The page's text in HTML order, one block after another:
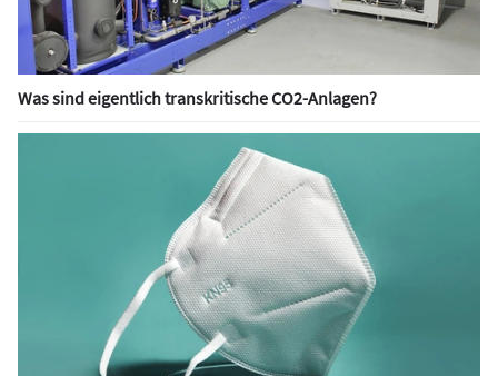
Was sind eigentlich transkritische CO2-Anlagen?